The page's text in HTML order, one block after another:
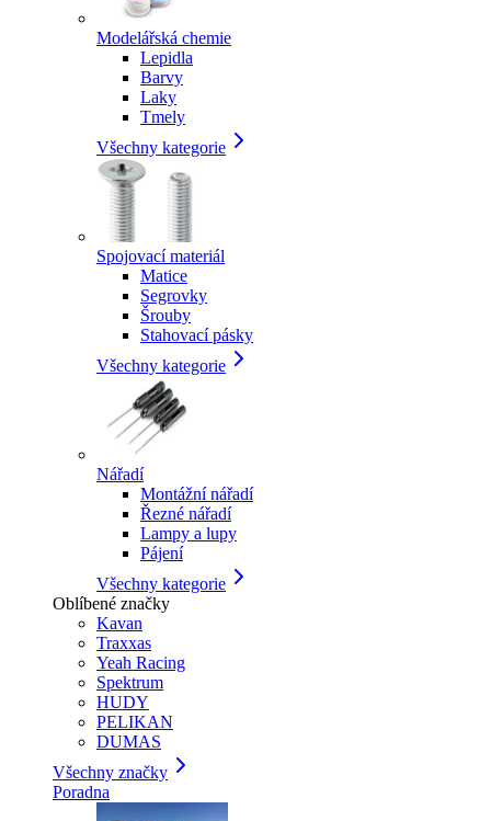
Modelářská chemie
Lepidla
Barvy
Laky
Tmely
Všechny kategorie
Spojovací materiál
Matice
Segrovky
Šrouby
Stahovací pásky
Všechny kategorie
Nářadí
Montážní nářadí
Řezné nářadí
Lampy a lupy
Pájení
Všechny kategorie
Oblíbené značky
Kavan
Traxxas
Yeah Racing
Spektrum
HUDY
PELIKAN
DUMAS
Všechny značky
Poradna